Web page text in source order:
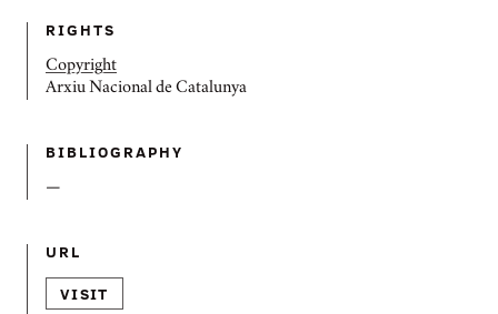
RIGHTS
Copyright
Arxiu Nacional de Catalunya
BIBLIOGRAPHY
—
URL
VISIT